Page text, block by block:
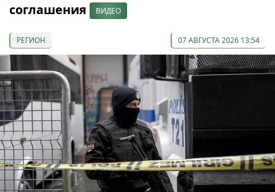
соглашения
ВИДЕО
РЕГИОН 07 АВГУСТА 2026 13:54